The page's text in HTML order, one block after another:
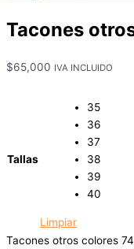
Tacones
$65,000 IVA INCLUIDO
Tallas
35
36
37
38
39
40
Limpiar
Tacones otros colores